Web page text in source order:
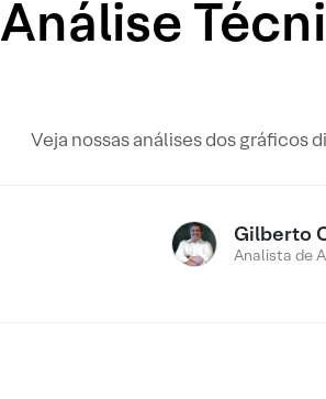
Análise
Veja nossas análises dos gráficos
Gilberto
Analista de